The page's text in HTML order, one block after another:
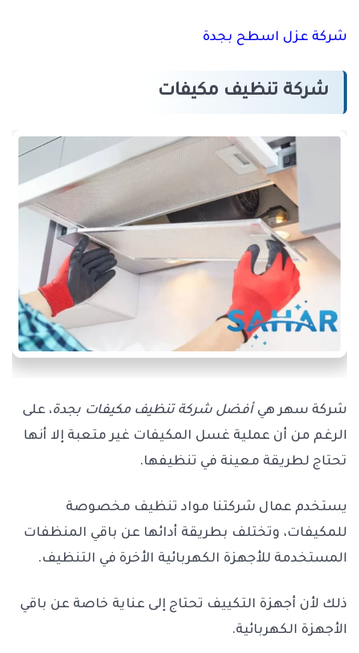
شركة عزل اسطح بجدة
شركة تنظيف مكيفات
شركة سهر هي أفضل شركة تنظيف مكيفات بجدة، على
الرغم من أن عملية غسل المكيفات غير متعبة إلا أنها
تحتاج لطريقة معينة في تنظيفها.
يستخدم عمال شركتنا مواد تنظيف مخصوصة
للمكيفات، وتختلف بطريقة أدائها عن باقي المنظفات
المستخدمة للأجهزة الكهربائية الأخرة في التنظيف.
ذلك لأن أجهزة التكييف تحتاج إلى عناية خاصة عن باقي
الأجهزة الكهربائية.